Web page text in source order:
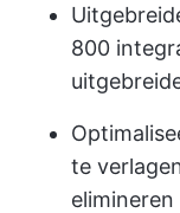
800
te
elimineren